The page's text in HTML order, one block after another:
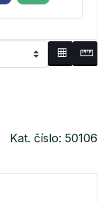
Kat. číslo: 50106